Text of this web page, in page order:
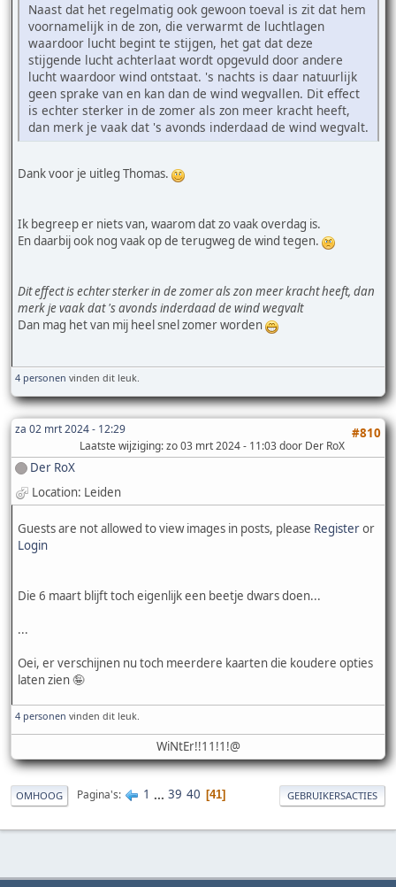
Naast dat het regelmatig ook gewoon toeval is zit dat hem
voornamelijk in de zon, die verwarmt de luchtlagen
waardoor lucht begint te stijgen, het gat dat deze
stijgende lucht achterlaat wordt opgevuld door andere
lucht waardoor wind ontstaat. 's nachts is daar natuurlijk
geen sprake van en kan dan de wind wegvallen. Dit effect
is echter sterker in de zomer als zon meer kracht heeft,
dan merk je vaak dat 's avonds inderdaad de wind wegvalt.
Dank voor je uitleg Thomas.
Ik begreep er niets van, waarom dat zo vaak overdag is.
En daarbij ook nog vaak op de terugweg de wind tegen.
Dit effect is echter sterker in de zomer als zon meer kracht heeft, dan
merk je vaak dat 's avonds inderdaad de wind wegvalt
Dan mag het van mij heel snel zomer worden
4 personen vinden dit leuk.
za 02 mrt 2024 - 12:29 #810
Laatste wijziging: zo 03 mrt 2024 - 11:03 door Der RoX
Der RoX
Location: Leiden
Guests are not allowed to view images in posts, please Registeror
Login
Die 6 maart blijft toch eigenlijk een beetje dwars doen...
...
Oei, er verschijnen nu toch meerdere kaarten die koudere opties
laten zien 🤪
4 personen vinden dit leuk.
WiNtEr!!11!1!@
OMHOOG Pagina's 1 ... 39 40 41 GEBRUIKERSACTIES